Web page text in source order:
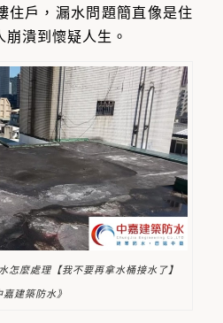
住戶，漏水問題簡直像是住
潰到懷疑人生。
怎麼處理【我不要再拿水桶接水了】
嘉建築防水》